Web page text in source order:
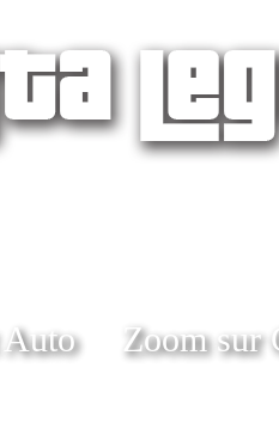
Zoom sur